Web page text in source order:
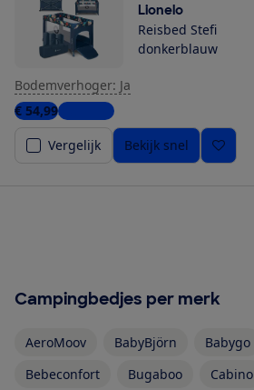
Lionelo
Reisbed Stefi
donkerblauw
Bodemverhoger: Ja
€ 54,993 winkels
Vergelijk
Bekijk snel
Campingbedjes per merk
AeroMoov BabyBjörn Babygo
Bebeconfort
Bugaboo Cabino